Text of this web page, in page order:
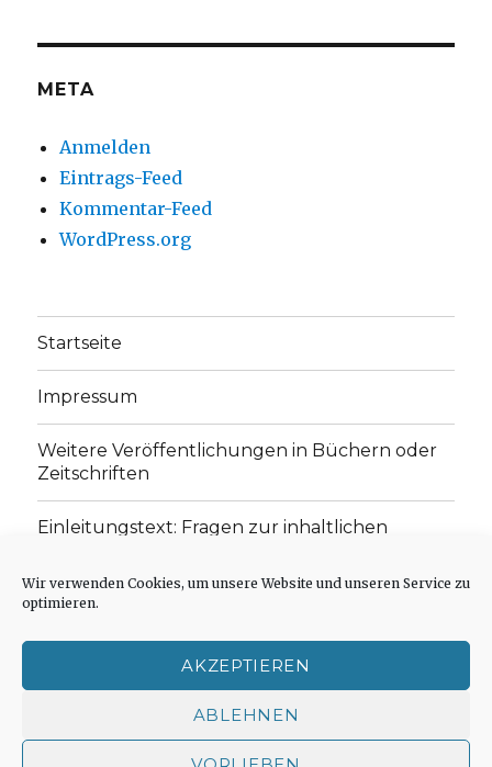
Wir verwenden Cookies, um unsere Website und unseren Service zu
optimieren.
AKZEPTIEREN
ABLEHNEN
anzeigenanzeigen
META
Anmelden
Eintrags-Feed
Kommentar-Feed
WordPress.org
Startseite
Impressum
Weitere Veröffentlichungen in Büchern oder
Zeitschriften
Einleitungstext: Fragen zur inhaltlichen
„schwachen Glaubens“
Cookie-Richtlinie (EU)